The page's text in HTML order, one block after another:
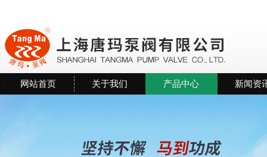
网站首页 关于我们 产品中心 新闻资